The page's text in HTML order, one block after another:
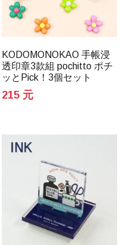
KODOMONOKAO 手帳浸
透印章3款組 pochitto ポチ
ッとPick！3個セット
215 元